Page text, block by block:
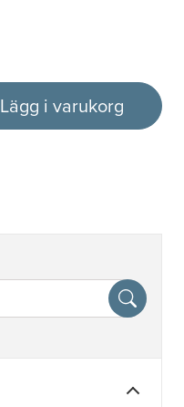
Lägg i varukorg